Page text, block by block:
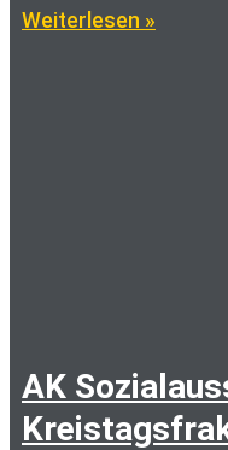
Weiterlesen »
AK